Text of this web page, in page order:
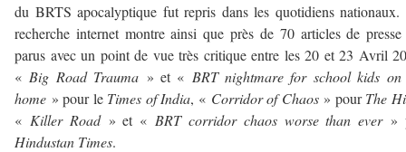
du BRTS apocalyptique fut repris dans les quotidiens
recherche internet montre ainsi que près de 70 articles de presse
parus avec un point de vue très critique entre les 20 et 23 Avril
« Big Road Trauma » et « BRT nightmare for school kids on
home » pour le Times of India, « Corridor of Chaos» pourThe
« Killer Road» et « BRT corridor chaos worse than ever»
Hindustan Times.